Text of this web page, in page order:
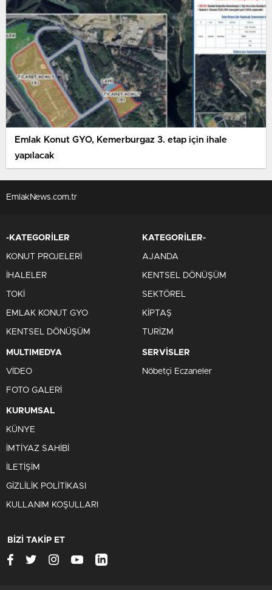
Emlak Konut GYO, Kemerburgaz 3. etap için ihale
yapılacak
EmlakNews.com.tr
-KATEGORİLER
KONUT PROJELERİ
İHALELER
TOKİ
EMLAK KONUT GYO
KENTSEL DÖNÜŞÜM
KATEGORİLER-
AJANDA
KENTSEL DÖNÜŞÜM
SEKTÖREL
KİPTAŞ
TURİZM
MULTIMEDYA
VİDEO
FOTO GALERİ
SERVİSLER
Nöbetçi Eczaneler
KURUMSAL
KÜNYE
İMTİYAZ SAHİBİ
İLETİŞİM
GİZLİLİK POLİTİKASI
KULLANIM KOŞULLARI
BİZİ TAKİP ET